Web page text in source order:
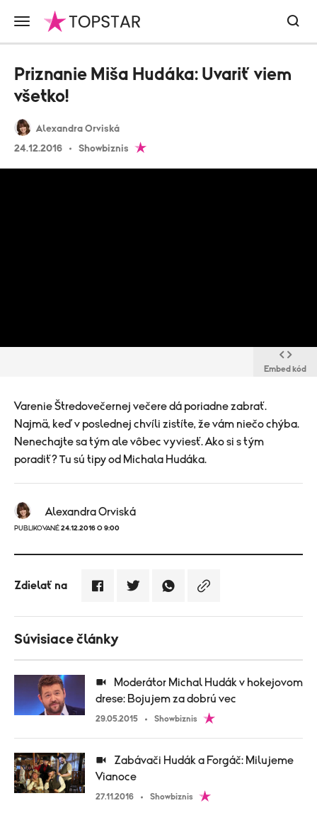
Alexandra Orviská
24.12.2016
Showbiznis
Priznanie Miša Hudáka: Uvariť viem
všetko!
Embed kód
Varenie Štredovečernej večere dá poriadne zabrať.
Najmä, keď v poslednej chvíli zistíte, že vám niečo chýba.
Nenechajte sa tým ale vôbec vyviesť. Ako si s tým
poradiť? Tu sú tipy od Michala Hudáka.
Alexandra Orviská
PUBLIKOVANÉ 24.12.2016 O 9:00
Zdielať na
Súvisiace články
drese: Bojujem za dobrú vec
29.05.2015 Showbiznis
Vianoce
27.11.2016 Showbiznis